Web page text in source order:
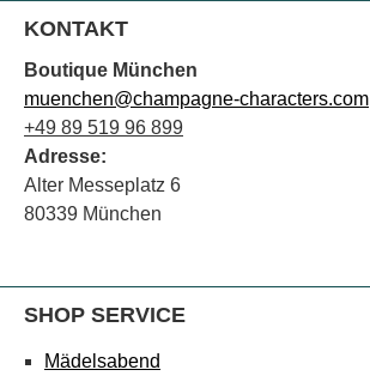
KONTAKT
Boutique München
muenchen@champagne-characters.com
+49 89 519 96 899
Adresse:
Alter Messeplatz 6
80339 München
SHOP SERVICE
Mädelsabend